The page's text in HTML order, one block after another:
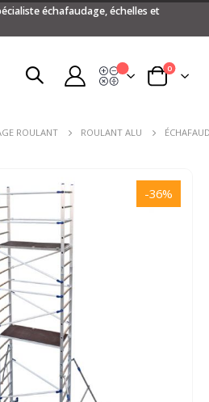
échafaudage, échelles et
Panier
0articles
Devis
ROULANT ROULANT ALU
-36%